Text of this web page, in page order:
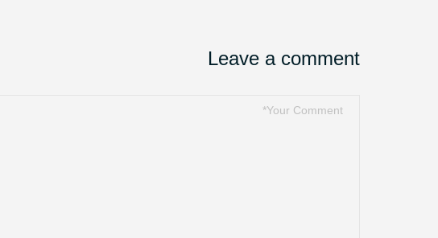
navigation
Leave a comment